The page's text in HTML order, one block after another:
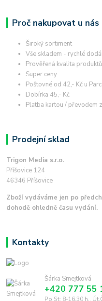
Proč nakupovat u nás
Široký sortiment
Vše skladem - rychlé
Prověřená kvalita produktů
Super ceny
Poštovné od 42,- Kč u
Dobírka 45,- Kč
Platba kartou / převodem
Prodejní sklad
Trigon Media s.r.o.
Příšovice 124
46346 Příšovice
Zboží vydáváme jen po
dohodě ohledně času vydání.
Kontakty
Šárka Smejtková
+420 777 55
Po,St: 8-16.30 h.,